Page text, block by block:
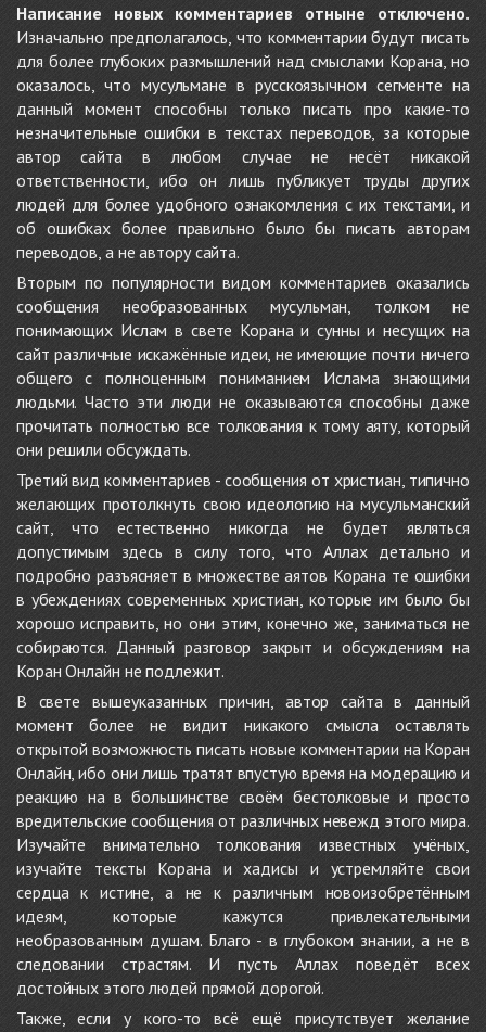
Написание новых комментариев отныне отключено.
Изначально предполагалось, что комментарии будут писать
для более глубоких размышлений над смыслами Корана, но
оказалось, что мусульмане в русскоязычном сегменте на
данный момент способны только писать про какие-то
незначительные ошибки в текстах переводов, за которые
автор сайта в любом случае не несёт никакой
ответственности, ибо он лишь публикует труды других
людей для более удобного ознакомления с их текстами, и
об ошибках более правильно было бы писать авторам
переводов, а не автору сайта.
Вторым по популярности видом комментариев оказались
сообщения необразованных мусульман, толком не
понимающих Ислам в свете Корана и сунны и несущих на
сайт различные искажённые идеи, не имеющие почти ничего
общего с полноценным пониманием Ислама знающими
людьми. Часто эти люди не оказываются способны даже
прочитать полностью все толкования к тому аяту, который
они решили обсуждать.
Третий вид комментариев - сообщения от христиан, типично
желающих протолкнуть свою идеологию на мусульманский
сайт, что естественно никогда не будет являться
допустимым здесь в силу того, что Аллах детально и
подробно разъясняет в множестве аятов Корана те ошибки
в убеждениях современных христиан, которые им было бы
хорошо исправить, но они этим, конечно же, заниматься не
собираются. Данный разговор закрыт и обсуждениям на
Коран Онлайн не подлежит.
В свете вышеуказанных причин, автор сайта в данный
момент более не видит никакого смысла оставлять
открытой возможность писать новые комментарии на Коран
Онлайн, ибо они лишь тратят впустую время на модерацию и
реакцию на в большинстве своём бестолковые и просто
вредительские сообщения от различных невежд этого мира.
Изучайте внимательно толкования известных учёных,
изучайте тексты Корана и хадисы и устремляйте свои
сердца к истине, а не к различным новоизобретённым
идеям, которые кажутся привлекательными
необразованным душам. Благо - в глубоком знании, а не в
следовании страстям. И пусть Аллах поведёт всех
достойных этого людей прямой дорогой.
Также, если у кого-то всё ещё присутствует желание